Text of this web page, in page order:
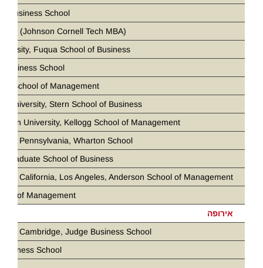
Business School
(Johnson Cornell Tech MBA)
Fuqua School of Business
Business School
School of Management
University, Stern School of Business
University, Kellogg School of Management
of Pennsylvania, Wharton School
Graduate School of Business
of California, Los Angeles, Anderson School of Management
of Management
אירופה
of Cambridge, Judge Business School
School